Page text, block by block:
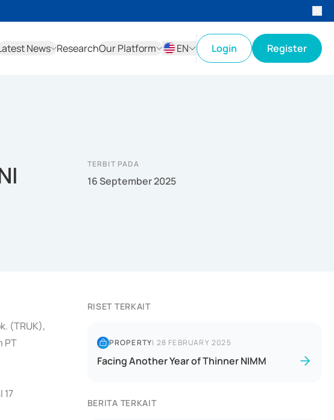
News ResearchOur Platform
EN
Login Register
TERBIT PADA
16 September 2025
(TRUK),
PT
17
RISET TERKAIT
PROPERTY| 28 FEBRUARY 2025
Facing Another Year of Thinner NIMM
BERITA TERKAIT